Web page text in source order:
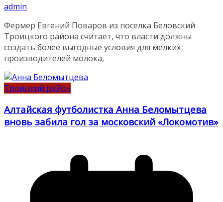
admin
Фермер Евгений Поваров из поселка Беловский
Троицкого района считает, что власти должны
создать более выгодные условия для мелких
производителей молока,
Троицкий район
Алтайская футболистка Анна Беломытцева
вновь забила гол за московский «Локомотив»